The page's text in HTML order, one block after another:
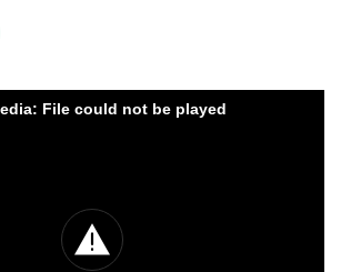
File could not be played